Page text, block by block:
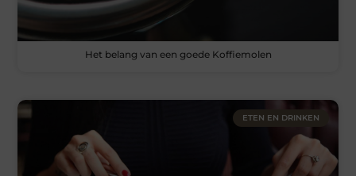
Het belang van een goede Koffiemolen
ETEN EN DRINKEN